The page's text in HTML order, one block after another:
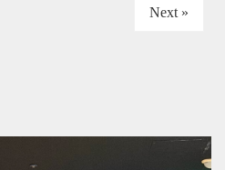
Next »